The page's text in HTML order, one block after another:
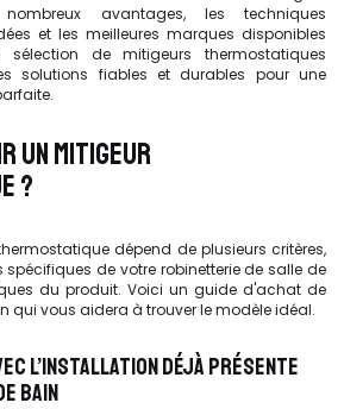
avantages, les techniques
et les meilleures marques disponibles
de mitigeurs thermostatiques
solutions fiables et durables pour une
UN MITIGEUR
?
dépend de plusieurs critères,
de votre robinetterie de salle de
du produit. Voici un guide d'achat de
qui vous aidera à trouver le modèle idéal.
L’INSTALLATION DÉJÀ PRÉSENTE
BAIN